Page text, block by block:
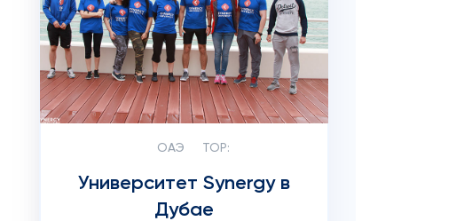
ОАЭ TOP:
Университет Synergy в
Дубае